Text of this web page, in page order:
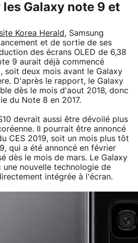
Galaxy note 9 et
site Korea Herald, Samsung
et de sortie de ses
des écrans OLED de 6,38
9 aurait déjà commencé
soit deux mois avant le Galaxy
D'après le rapport, le Galaxy
dès le mois d'aout 2018, donc
du Note 8 en 2017.
devrait aussi être dévoilé plus
Il pourrait être annoncé
CES 2019, soit un mois plus tôt
qui a été annoncé en février
dès le mois de mars. Le Galaxy
une nouvelle technologie de
intégrée à l'écran.